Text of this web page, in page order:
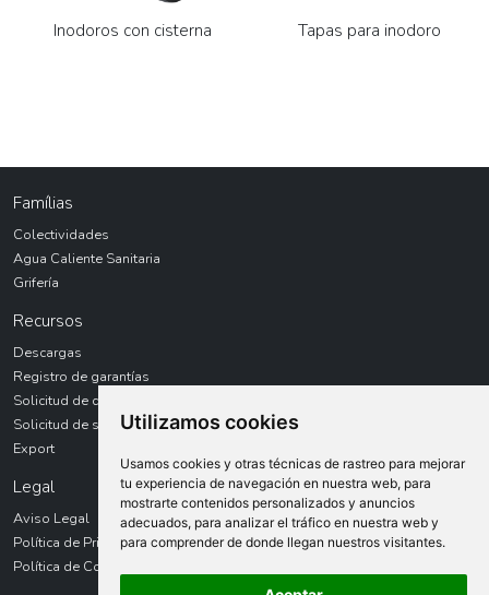
Utilizamos cookies
Usamos cookies y otras técnicas de rastreo para mejorar
tu experiencia de navegación en nuestra web, para
mostrarte contenidos personalizados y anuncios
adecuados, para analizar el tráfico en nuestra web y
para comprender de donde llegan nuestros visitantes.
Inodoros con cisterna Tapas para inodoro
Famílias
Colectividades
Agua Caliente Sanitaria
Grifería
Recursos
Descargas
Registro de garantías
Solicitud de devolución
Solicitud de servicio técnico
Export
Legal
Aviso Legal
Política de Privacidad
Política de Cookies